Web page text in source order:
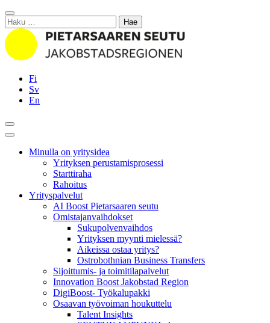
Siirry
sisältöön
Sulje
Haku:
Fi
Sv
En
Hae
Päävalikko
Minulla on yritysidea
Yrityksen perustamisprosessi
Starttiraha
Rahoitus
Yrityspalvelut
AI Boost Pietarsaaren seutu
Omistajanvaihdokset
Sukupolvenvaihdos
Yrityksen myynti mielessä?
Aikeissa ostaa yritys?
Ostrobothnian Business Transfers
Sijoittumis- ja toimitilapalvelut
Innovation Boost Jakobstad Region
DigiBoost- Työkalupakki
Osaavan työvoiman houkuttelu
Talent Insights